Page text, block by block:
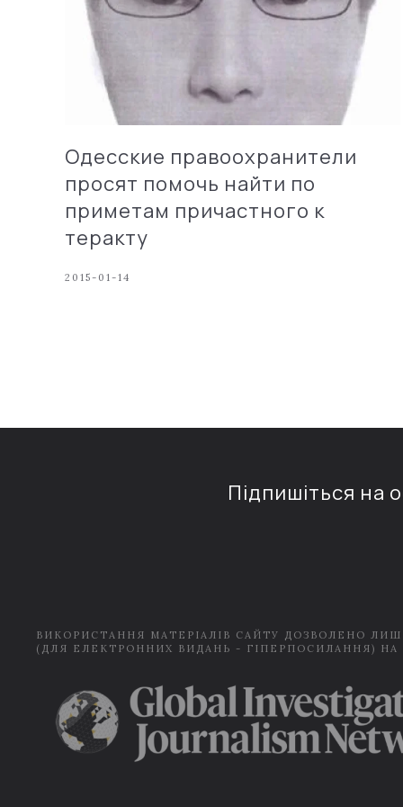
Одесские правоохранители
просят помочь найти по
приметам причастного к
теракту
2015-01-14
Підпишіться на
ВИКОРИСТАННЯ МАТЕРІАЛІВ САЙТУ ДОЗВОЛЕНО
(ДЛЯ ЕЛЕКТРОННИХ ВИДАНЬ - ГІПЕРПОСИЛАННЯ) НА